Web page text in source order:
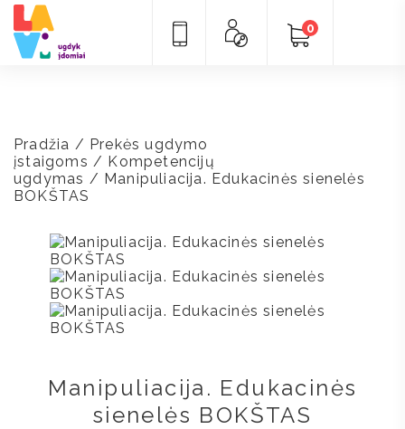
0
Pradžia / Prekės ugdymo
įstaigoms / Kompetencijų
ugdymas / Manipuliacija. Edukacinės sienelės
BOKŠTAS
Manipuliacija. Edukacinės
sienelės BOKŠTAS